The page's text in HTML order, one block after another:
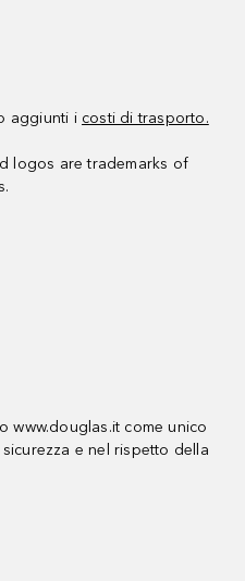
aggiunti i costi di trasporto.
logos are trademarks of
www.douglas.it come unico
e nel rispetto della